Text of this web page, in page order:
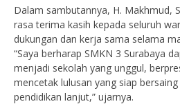
Dalam sambutannya, H. Makhmud,
rasa terima kasih kepada seluruh
dukungan dan kerja sama selama
“Saya berharap SMKN 3 Surabaya
menjadi sekolah yang unggul,
mencetak lulusan yang siap
pendidikan lanjut,” ujarnya.